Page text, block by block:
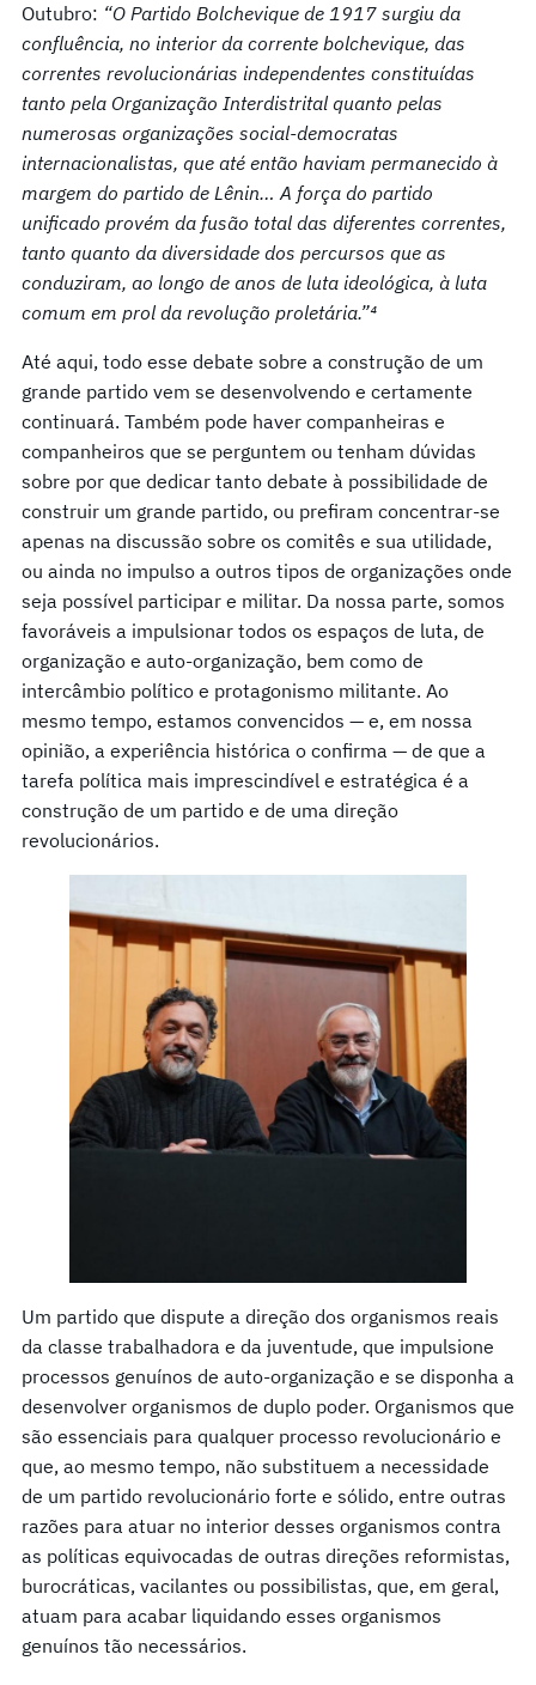
Outubro: “O Partido Bolchevique de 1917 surgiu da
confluência, no interior da corrente bolchevique, das
correntes revolucionárias independentes constituídas
tanto pela Organização Interdistrital quanto pelas
numerosas organizações social-democratas
internacionalistas, que até então haviam permanecido à
margem do partido de Lênin… A força do partido
unificado provém da fusão total das diferentes correntes,
tanto quanto da diversidade dos percursos que as
conduziram, ao longo de anos de luta ideológica, à luta
comum em prol da revolução proletária.”⁴
Até aqui, todo esse debate sobre a construção de um
grande partido vem se desenvolvendo e certamente
continuará. Também pode haver companheiras e
companheiros que se perguntem ou tenham dúvidas
sobre por que dedicar tanto debate à possibilidade de
construir um grande partido, ou prefiram concentrar-se
apenas na discussão sobre os comitês e sua utilidade,
ou ainda no impulso a outros tipos de organizações onde
seja possível participar e militar. Da nossa parte, somos
favoráveis a impulsionar todos os espaços de luta, de
organização e auto-organização, bem como de
intercâmbio político e protagonismo militante. Ao
mesmo tempo, estamos convencidos — e, em nossa
opinião, a experiência histórica o confirma — de que a
tarefa política mais imprescindível e estratégica é a
construção de um partido e de uma direção
revolucionários.
Um partido que dispute a direção dos organismos reais
da classe trabalhadora e da juventude, que impulsione
processos genuínos de auto-organização e se disponha a
desenvolver organismos de duplo poder. Organismos que
são essenciais para qualquer processo revolucionário e
que, ao mesmo tempo, não substituem a necessidade
de um partido revolucionário forte e sólido, entre outras
razões para atuar no interior desses organismos contra
as políticas equivocadas de outras direções reformistas,
burocráticas, vacilantes ou possibilistas, que, em geral,
atuam para acabar liquidando esses organismos
genuínos tão necessários.